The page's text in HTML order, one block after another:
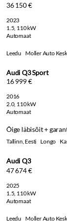
36 150 €
2023
1.5, 110 kW
Automaat
Leedu Moller Auto
Audi Q3 Sport
16 999 €
2016
2.0, 110 kW
Automaat
Õige läbisõit +
Tallinn, Eesti Longo
Audi Q3
47 674 €
2025
1.5, 110 kW
Automaat
Leedu Moller Auto